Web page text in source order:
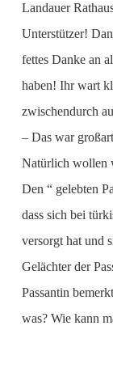
Landauer
Unterstützer!
fettes Danke an
haben! Ihr wart
zwischendurch
– Das war
Natürlich wollen
Den “ gelebten
dass sich bei
versorgt hat und
Gelächter der
Passantin
was? Wie kann